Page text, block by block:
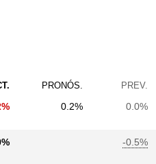
PRONÓS. PREV.
0.2% 0.0%
-0.5%